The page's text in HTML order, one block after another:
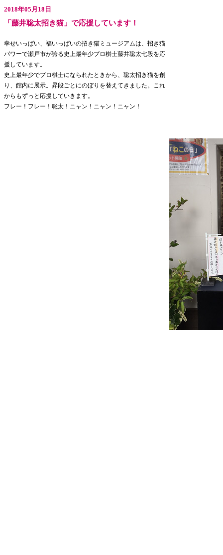
2018年05月18日
「藤井聡太招き猫」で応援しています！
幸せいっぱい、福いっぱいの招き猫ミュージアムは、招き猫
パワーで瀬戸市が誇る史上最年少プロ棋士藤井聡太七段を応
援しています。
史上最年少でプロ棋士になられたときから、聡太招き猫を創
り、館内に展示。昇段ごとにのぼりを替えてきました。これ
からもずっと応援していきます。
フレー！フレー！聡太！ニャン！ニャン！ニャン！